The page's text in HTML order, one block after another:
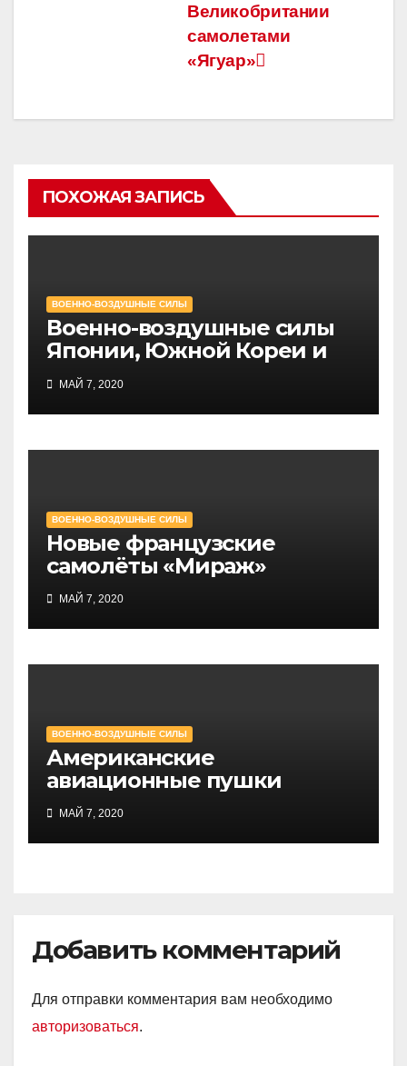
Великобритании
самолетами
«Ягуар»
ПОХОЖАЯ ЗАПИСЬ
ВОЕННО-ВОЗДУШНЫЕ СИЛЫ
Военно-воздушные силы
Японии, Южной Кореи и
Тайваня
МАЙ 7, 2020
ВОЕННО-ВОЗДУШНЫЕ СИЛЫ
Новые французские
самолёты «Мираж»
МАЙ 7, 2020
ВОЕННО-ВОЗДУШНЫЕ СИЛЫ
Американские
авиационные пушки
МАЙ 7, 2020
Добавить комментарий
Для отправки комментария вам необходимо
авторизоваться.